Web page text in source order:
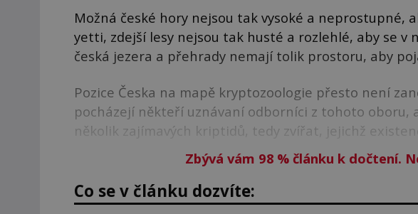
Možná české hory nejsou tak vysoké a neprostupné,
yetti, zdejší lesy nejsou tak husté a rozlehlé, aby se v
česká jezera a přehrady nemají tolik prostoru, aby
Pozice Česka na mapě kryptozoologie přesto není
pocházejí někteří uznávaní odborníci z tohoto oboru,
několik zajímavých kriptidů, tedy zvířat, jejichž
Zbývá vám 98 %článku k dočtení.
Co se v článku dozvíte: